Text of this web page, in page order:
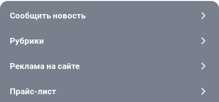
Сообщить новость
Рубрики
Реклама на сайте
Прайс-лист